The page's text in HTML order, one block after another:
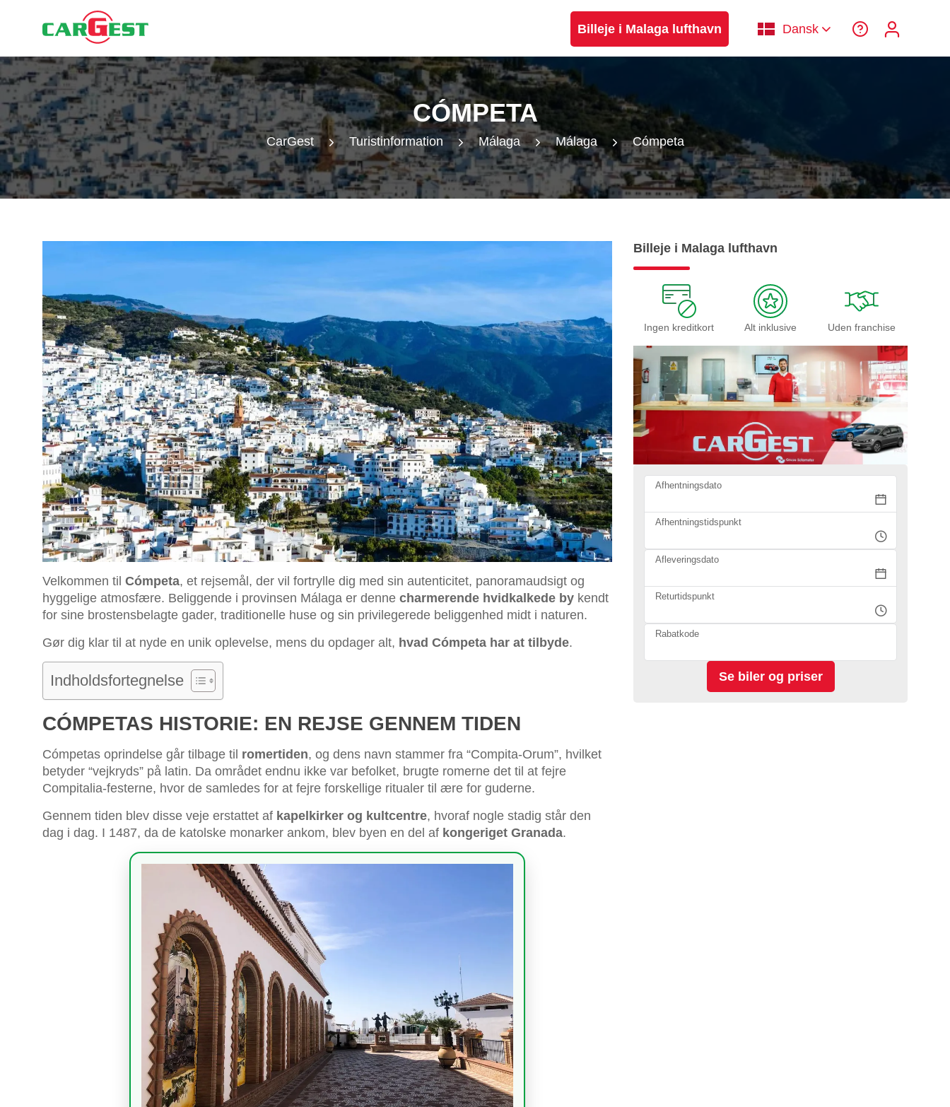
Billeje i Malaga lufthavn Dansk
CÓMPETA
CarGest Turistinformation Málaga Málaga Cómpeta
Velkommen til Cómpeta, et rejsemål, der vil fortrylle dig med sin autenticitet, panoramaudsigt og
hyggelige atmosfære. Beliggende i provinsen Málaga er denne charmerende hvidkalkede by kendt
for sine brostensbelagte gader, traditionelle huse og sin privilegerede beliggenhed midt i naturen.
Gør dig klar til at nyde en unik oplevelse, mens du opdager alt, hvad Cómpeta har at tilbyde.
Indholdsfortegnelse
CÓMPETAS HISTORIE: EN REJSE GENNEM TIDEN
Cómpetas oprindelse går tilbage til romertiden, og dens navn stammer fra “Compita-Orum”, hvilket
betyder “vejkryds” på latin. Da området endnu ikke var befolket, brugte romerne det til at fejre
Compitalia-festerne, hvor de samledes for at fejre forskellige ritualer til ære for guderne.
Gennem tiden blev disse veje erstattet af kapelkirker og kultcentre, hvoraf nogle stadig står den
dag i dag. I 1487, da de katolske monarker ankom, blev byen en del af kongeriget Granada.
Billeje i Malaga lufthavn
Ingen kreditkort Alt inklusive Uden franchise
Afhentningsdato
Afhentningstidspunkt
Afleveringsdato
Returtidspunkt
Rabatkode